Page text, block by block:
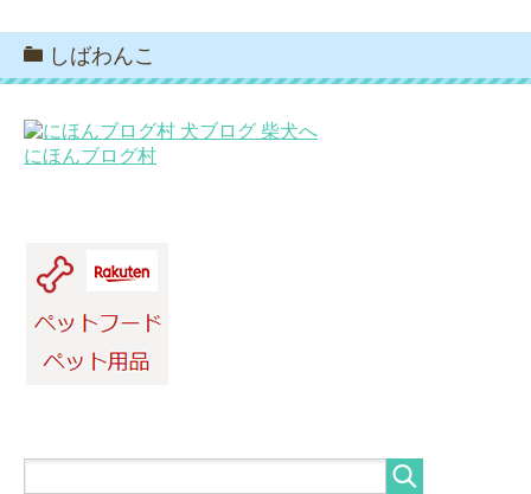
しばわんこ
にほんブログ村